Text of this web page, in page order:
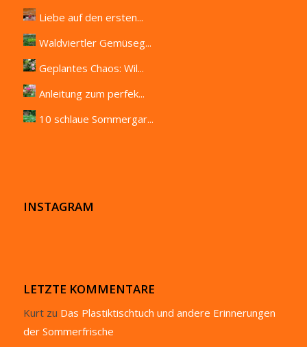
Liebe auf den ersten...
Waldviertler Gemüseg...
Geplantes Chaos: Wil...
Anleitung zum perfek...
10 schlaue Sommergar...
INSTAGRAM
LETZTE KOMMENTARE
Kurtzu Das Plastiktischtuch und andere Erinnerungen
der Sommerfrische